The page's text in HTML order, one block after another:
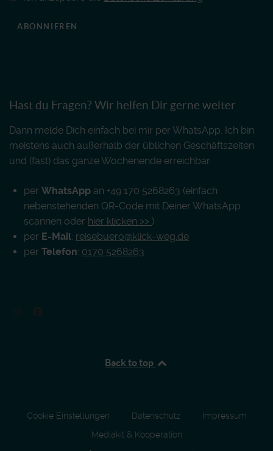
ABONNIEREN
Hast du Fragen? Wir helfen Dir gerne weiter
Dann melde Dich einfach bei mir per WhatsApp. Ich bin
meistens auch außerhalb der üblichen Geschäftszeiten
und (fast) das ganze Wochenende erreichbar.
per WhatsApp an +49 170 5268263 (einfach
nebenstehenden QR-Code mit Deiner WhatsApp
scannen oder hier klicken >> )
per E-Mail: reisebuero@klick-weg.de
per Telefon: 0170 5268263
Back to top
Cookie Einstellungen Datenschutz
Impressum
Mediakit & Kooperation